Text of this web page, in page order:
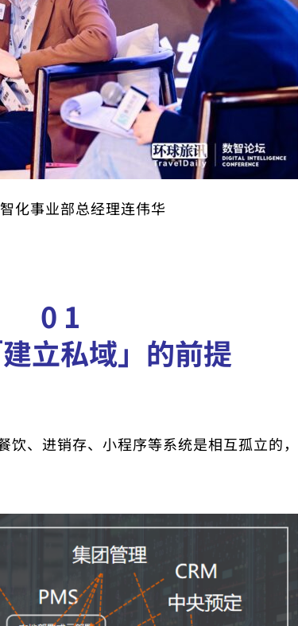
化事业部总经理连伟华
0 1
立私域」的前提
饮、进销存、小程序等系统是相互孤立的